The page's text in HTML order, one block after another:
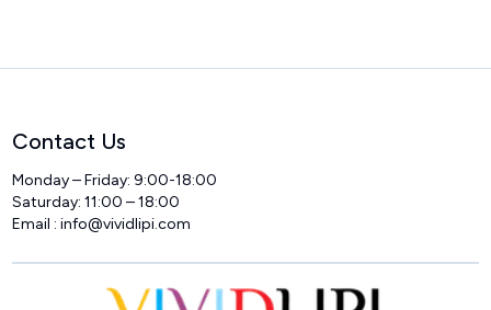
Contact Us
Monday – Friday: 9:00-18:00
Saturday: 11:00 – 18:00
Email :info@vividlipi.com